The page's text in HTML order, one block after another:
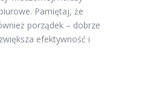
Pamiętaj, że
porządek – dobrze
efektywność i